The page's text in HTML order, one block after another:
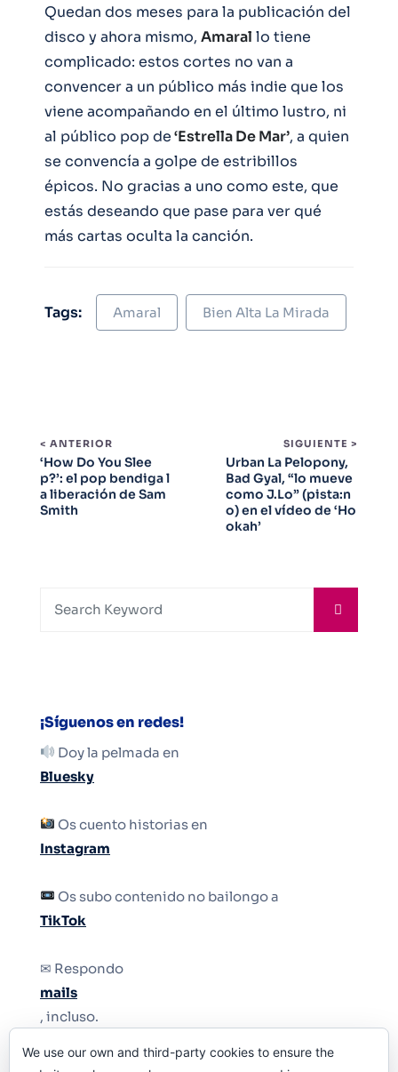
Quedan dos meses para la publicación del
disco y ahora mismo, Amaral lo tiene
complicado: estos cortes no van a
convencer a un público más indie que los
viene acompañando en el último lustro, ni
al público pop de‘Estrella De Mar’, a quien
se convencía a golpe de estribillos
épicos. No gracias a uno como este, que
estás deseando que pase para ver qué
más cartas oculta la canción.
Tags: Amaral Bien Alta La Mirada
< ANTERIOR
‘How Do You Slee
p?’: el pop bendiga l
a liberación de Sam
Smith
SIGUIENTE >
Urban La Pelopony,
Bad Gyal, “lo mueve
como J.Lo” (pista:n
o) en el vídeo de ‘Ho
okah’
¡Síguenos en redes!
Doy la pelmada en
Bluesky
Os cuento historias en
Instagram
Os subo contenido no bailongo a
TikTok
✉ Respondo
mails
, incluso.
Y si una persona no puede tener teléfono, que
We use our own and third-party cookies to ensure the